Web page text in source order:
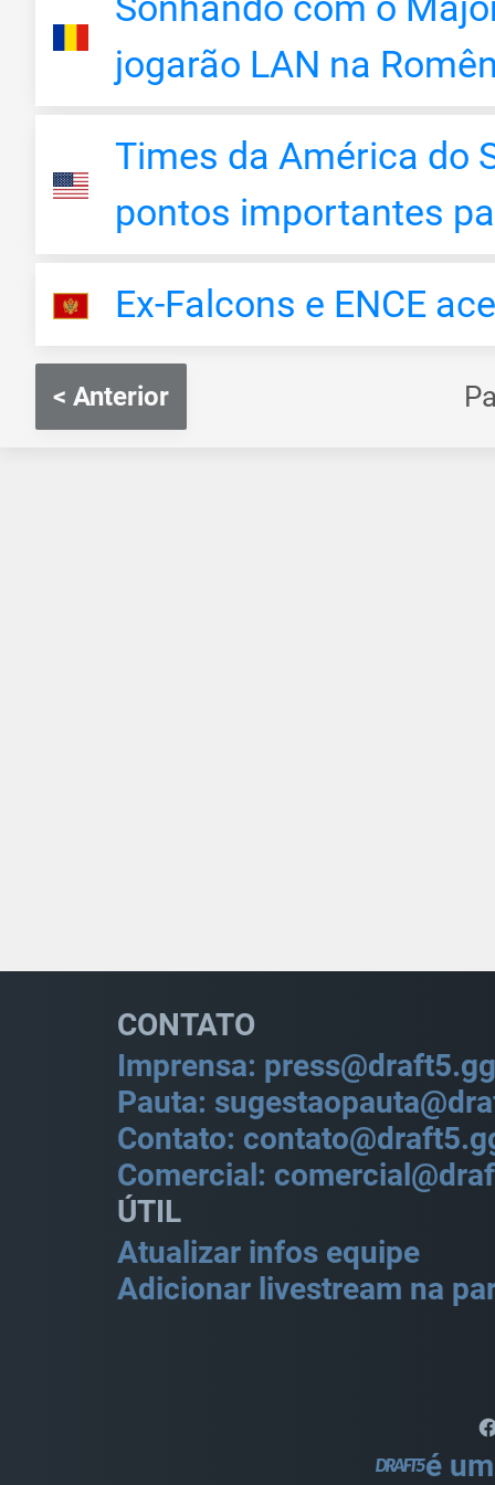
jogarão LAN na
Times da América do
pontos importantes
Ex-Falcons e ENCE
< Anterior
CONTATO
Imprensa: press@draft5.gg
Pauta:
Contato:
Comercial:
ÚTIL
Atualizar infos equipe
Adicionar livestream na
é